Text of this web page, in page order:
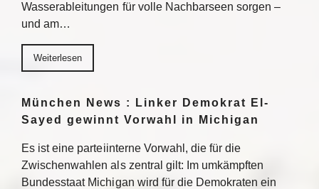
Wasserableitungen für volle Nachbarseen sorgen –
und am…
Weiterlesen
München News : Linker Demokrat El-
Sayed gewinnt Vorwahl in Michigan
Es ist eine parteiinterne Vorwahl, die für die
Zwischenwahlen als zentral gilt: Im umkämpften
Bundesstaat Michigan wird für die Demokraten ein